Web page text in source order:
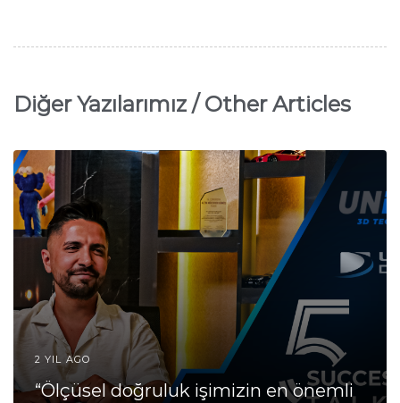
Diğer Yazılarımız / Other Articles
2 YIL AGO
“Ölçüsel doğruluk işimizin en önemli